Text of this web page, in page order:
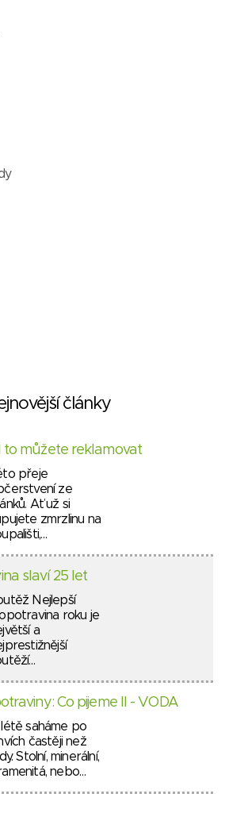
články
to můžete reklamovat
přeje
ze
Ať už si
zmrzlinu na
slaví 25 let
Nejlepší
roku je
a
Co pijeme II - VODA
saháme po
častěji než
Stolní, minerální,
nebo…